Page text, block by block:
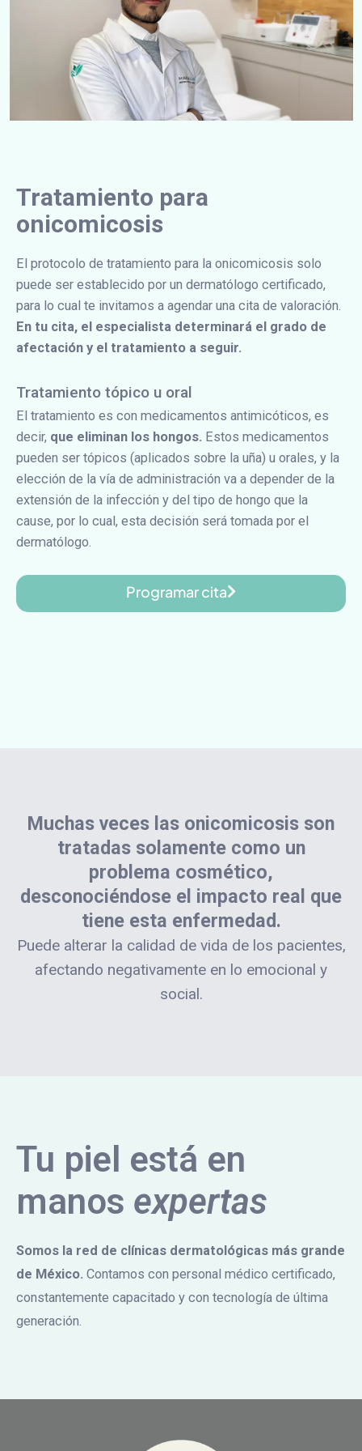
Tratamiento para
onicomicosis
El protocolo de tratamiento para la onicomicosis solo
puede ser establecido por un dermatólogo certificado,
para lo cual te invitamos a agendar una cita de valoración.
En tu cita, el especialista determinará el grado de
afectación y el tratamiento a seguir.
Tratamiento tópico u oral
El tratamiento es con medicamentos antimicóticos, es
decir, que eliminan los hongos. Estos medicamentos
pueden ser tópicos (aplicados sobre la uña) u orales, y la
elección de la vía de administración va a depender de la
extensión de la infección y del tipo de hongo que la
cause, por lo cual, esta decisión será tomada por el
dermatólogo.
Programar cita
Muchas veces las onicomicosis son
tratadas solamente como un
problema cosmético,
desconociéndose el impacto real que
tiene esta enfermedad.
Puede alterar la calidad de vida de los pacientes,
afectando negativamente en lo emocional y
social.
Tu piel está en
manos expertas
Somos la red de clínicas dermatológicas más grande
de México. Contamos con personal médico certificado,
constantemente capacitado y con tecnología de última
generación.